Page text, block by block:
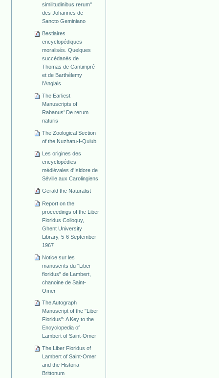
similitudinibus rerum"
des Johannes de
Sancto Geminiano
Bestiaires
encyclopédiques
moralisés. Quelques
succédanés de
Thomas de Cantimpré
et de Barthélemy
l'Anglais
The Earliest
Manuscripts of
Rabanus' De rerum
naturis
The Zoological Section
of the Nuzhatu-I-Qulub
Les origines des
encyclopédies
médiévales d'Isidore de
Séville aux Carolingiens
Gerald the Naturalist
Report on the
proceedings of the Liber
Floridus Colloquy,
Ghent University
Library, 5-6 September
1967
Notice sur les
manuscrits du "Liber
floridus" de Lambert,
chanoine de Saint-
Omer
The Autograph
Manuscript of the "Liber
Floridus": A Key to the
Encyclopedia of
Lambert of Saint-Omer
The Liber Floridus of
Lambert of Saint-Omer
and the Historia
Brittonum